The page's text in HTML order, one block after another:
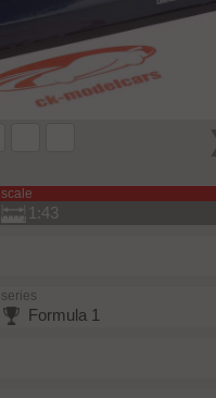
scale
1:43
series
Formula 1